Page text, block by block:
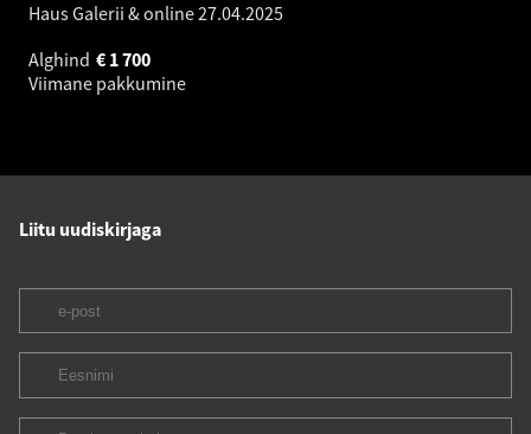
Haus Galerii & online27.04.2025
Alghind
1 700
€
Viimane pakkumine
Liitu uudiskirjaga